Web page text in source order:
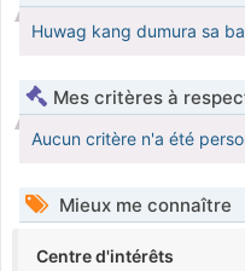
Huwag kang dumura sa
Mes critères à
Aucun critère n'a été
Mieux me connaître
Centre d'intérêts